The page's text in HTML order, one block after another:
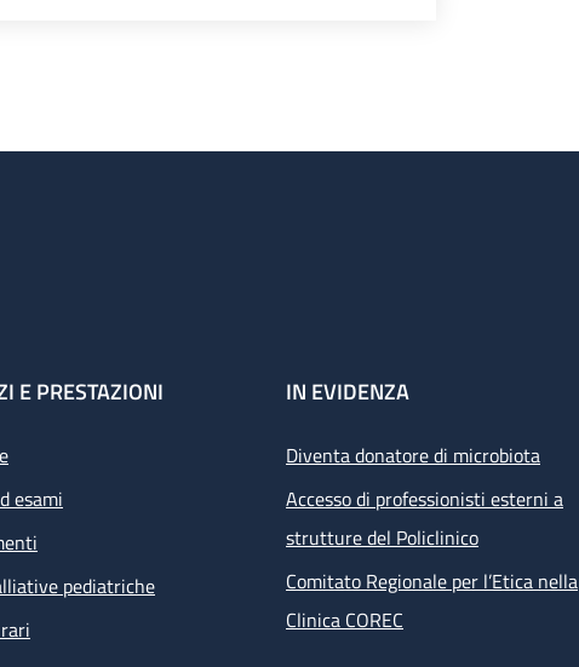
E PRESTAZIONI
esami
pediatriche
IN EVIDENZA
Diventa donatore di microbiota
Accesso di professionisti esterni a
strutture del Policlinico
Comitato Regionale per l’Etica nella
Clinica COREC